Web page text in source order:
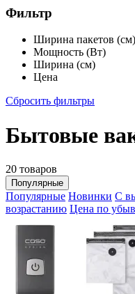
Фильтр
Ширина пакетов (см)
Мощность (Вт)
Ширина (см)
Цена
Сбросить фильтры
Бытовые
20 товаров
Популярные
Популярные Новинки С
возрастанию Цена по